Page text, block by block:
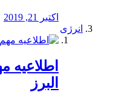
اکتبر 21, 2019
انرژی
البرز